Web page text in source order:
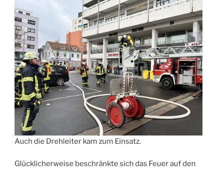
Auch die Drehleiter kam zum Einsatz.
Glücklicherweise beschränkte sich das Feuer auf den